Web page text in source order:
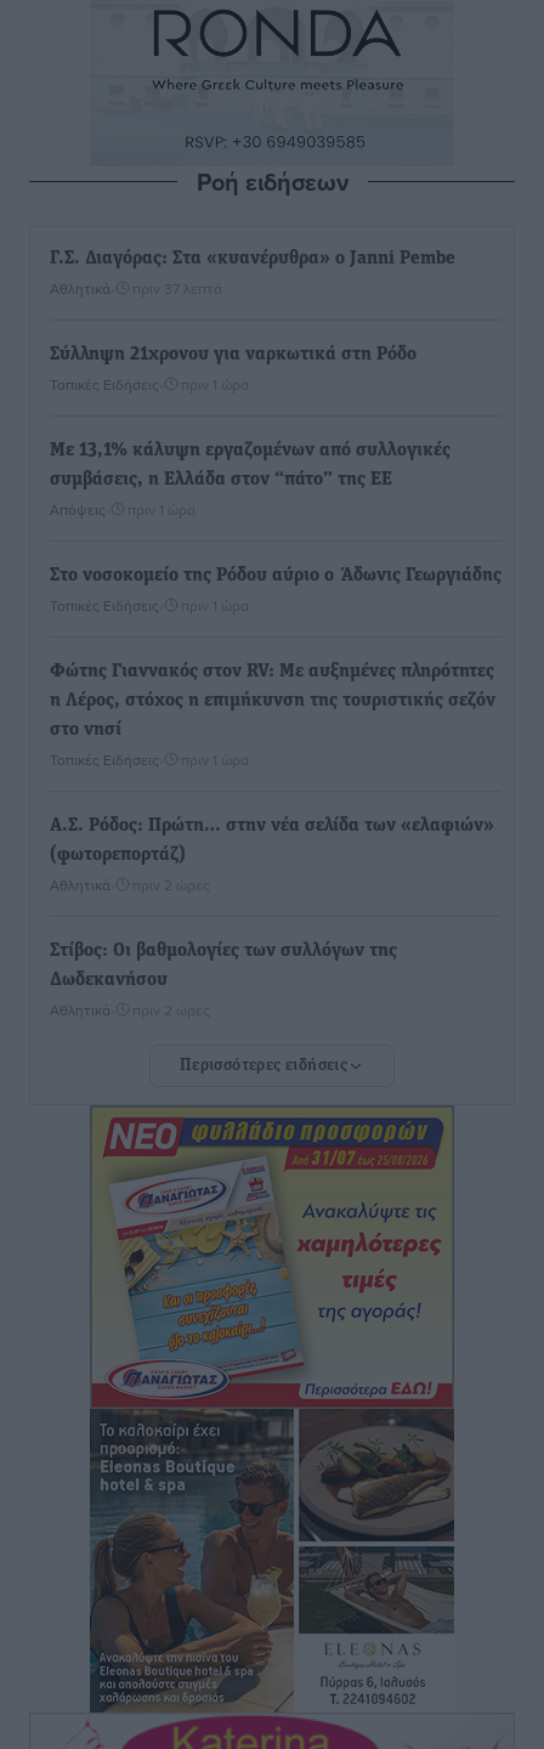
Ροή ειδήσεων
Γ.Σ. Διαγόρας: Στα «κυανέρυθρα» ο Janni Pembe
Αθλητικά πριν 37 λεπτά
Σύλληψη 21χρονου για ναρκωτικά στη Ρόδο
Τοπικές Ειδήσεις πριν 1 ώρα
Με 13,1% κάλυψη εργαζομένων από συλλογικές
συμβάσεις, η Ελλάδα στον “πάτο” της ΕΕ
Απόψεις πριν 1 ώρα
Στο νοσοκομείο της Ρόδου αύριο ο Άδωνις Γεωργιάδης
Τοπικές Ειδήσεις πριν 1 ώρα
Φώτης Γιαννακός στον RV: Με αυξημένες πληρότητες
η Λέρος, στόχος η επιμήκυνση της τουριστικής σεζόν
στο νησί
Τοπικές Ειδήσεις πριν 1 ώρα
Α.Σ. Ρόδος: Πρώτη… στην νέα σελίδα των «ελαφιών»
(φωτορεπορτάζ)
Αθλητικά πριν 2 ώρες
Στίβος: Οι βαθμολογίες των συλλόγων της
Δωδεκανήσου
Αθλητικά πριν 2 ώρες
Νέες ταυτότητες: Ποιοι πρέπει να τις αλλάξουν άμεσα
και ποιοι όχι
• πριν 2 ώρες
Στον Ιπποκράτη η Μαρία Βλάχου
πριν 2 ώρες
Οικονομική ενίσχυση για συντήρηση στο κλειστό της
Καρπάθου
πριν 2 ώρες
Στάθης Αντωνάς: Ένα βήμα πριν από επαγγελματικό
συμβόλαιο πυγμαχίας με MTGP και BXGP για Ευρώπη
και Αυστραλία
πριν 2 ώρες
ΚΑΕ Κολοσσός: Τα… ευρωπαϊκά εισιτήρια διαρκείας
Αθλητικά πριν 2 ώρες
Ιπποκράτης: Ανανέωσε η Νίκη Καρτσαμάρη
Αθλητικά• πριν 2 ώρες
Περισσότερες ειδήσεις